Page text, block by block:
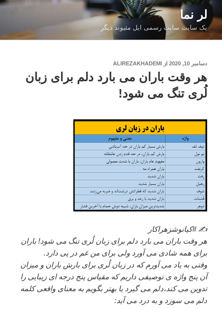
رفتن
به
محتوا
لر نما
یک سایت سایت رسمی ایل مئیوند دیگر
نوشته‌شده
دسامبر 10, 2020 از ALIREZAKHADEMI
هر وقت باران می بارد دلم برای زبان
لُری تنگ می شود!
✍ #کیانوشزهراکار
هر وقت باران می بارد دلم برای زبان لُری تنگ می شود! باران
برای همه شادی می آورد ولی برای من غم در پی دارد.
وقتی به یاد می آورم که در زبان لُری برای بارش باران و میزان
آن پنج واژه ی توصیفی داریم که مقیاس پنج درجه ای زیبایی را
تدوین می کند،دلم می گیرد یا بهتر بگویم به معنای واقعی کلمه
دلم می سوزد و به درد می آید: